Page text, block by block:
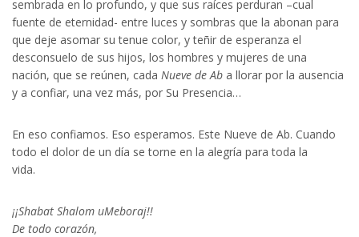
sembrada en lo profundo, y que sus raíces perduran –cual
fuente de eternidad- entre luces y sombras que la abonan para
que deje asomar su tenue color, y teñir de esperanza el
desconsuelo de sus hijos, los hombres y mujeres de una
nación, que se reúnen, cada Nueve de Ab a llorar por la ausencia
y a confiar, una vez más, por Su Presencia…
En eso confiamos. Eso esperamos. Este Nueve de Ab. Cuando
todo el dolor de un día se torne en la alegría para toda la
vida.
¡¡Shabat Shalom uMeboraj!!
De todo corazón,